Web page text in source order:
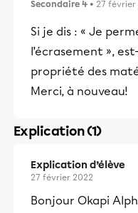
Secondaire 4 • 27 février
Si je dis : « Je
l’écrasement »,
propriété des
Merci, à nouveau!
Explication (1)
Explication d’élève
27 février 2022
Bonjour Okapi